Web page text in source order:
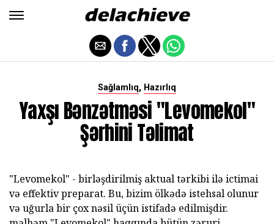
Sağlamlıq, Hazırlıq
Yaxşı Bənzətməsi "levomekol"
Şərhini Təlimat
"Levomekol" - birləşdirilmiş aktual tərkibi ilə ictimai
və effektiv preparat. Bu, bizim ölkədə istehsal olunur
və uğurla bir çox nəsil üçün istifadə edilmişdir.